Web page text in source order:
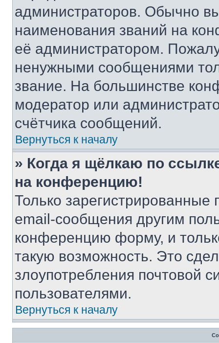
администраторов. Обычно
наименования званий на
её администратором.
ненужными сообщениями
звание. На большинстве
модератор или
счётчика сообщений.
Вернуться к началу
» Когда я щёлкаю по
на конференцию!
Только зарегистрированные
email-сообщения другим
конференцию форму, и
такую возможность. Это
злоупотребления почтовой
пользователями.
Вернуться к началу